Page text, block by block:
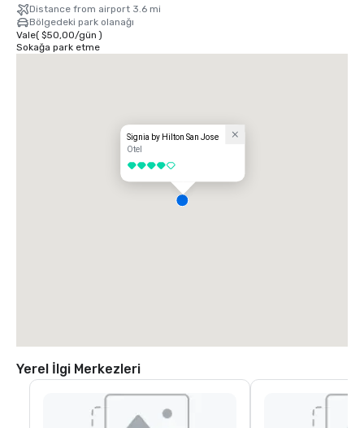
https://www.bart.gov and https://www.caltrain.com
Distance from airport 3.6 mi
Bölgedeki park olanağı
Vale( $50,00/gün )
Sokağa park etme
Signia by Hilton San Jose
Otel
4 / 5
Yerel İlgi Merkezleri